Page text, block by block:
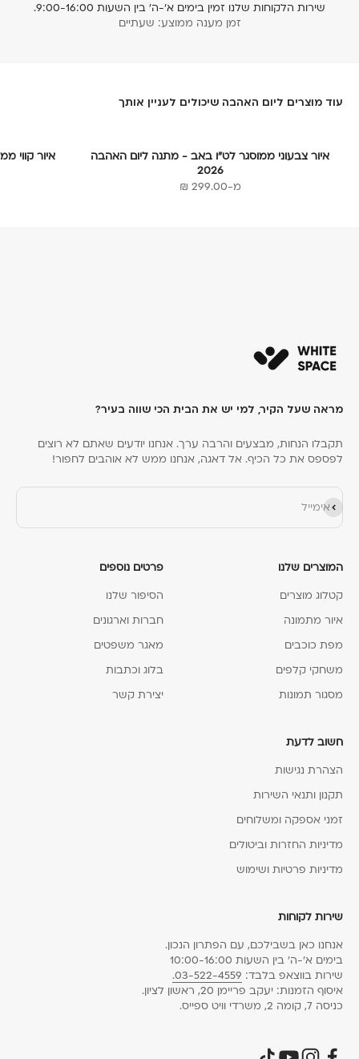
שירות הלקוחות שלנו זמין בימים א׳-ה׳ בין השעות 9:00-16:00.
זמן מענה ממוצע: שעתיים
עוד מוצרים ליום האהבה שיכולים לעניין אותך
איור צבעוני ממוסגר לט״ו באב - מתנה ליום האהבה
2026
מחיר מבצע
מ-299.00 ₪
איור קווי
מראה שעל הקיר, למי יש את הבית הכי שווה בעיר?
תקבלו הנחות, מבצעים והרבה ערך. אנחנו יודעים שאתם לא רוצים
לפספס את כל הכיף. אל דאגה, אנחנו ממש לא אוהבים לחפור!
אימייל
הירשם כמנוי
המוצרים שלנו
קטלוג מוצרים
איור מתמונה
מפת כוכבים
משחקי קלפים
מסגור תמונות
פרטים נוספים
הסיפור שלנו
חברות וארגונים
מאגר משפטים
בלוג וכתבות
יצירת קשר
חשוב לדעת
הצהרת נגישות
תקנון ותנאי השירות
זמני אספקה ומשלוחים
מדיניות החזרות וביטולים
מדיניות פרטיות ושימוש
שירות לקוחות
אנחנו כאן בשבילכם, עם הפתרון הנכון.
בימים א׳-ה׳ בין השעות 10:00-16:00
שירות בווצאפ בלבד: 03-522-4559.
איסוף הזמנות: יעקב פריימן 20, ראשון לציון.
כניסה 7, קומה 2, משרדי וויט ספייס.